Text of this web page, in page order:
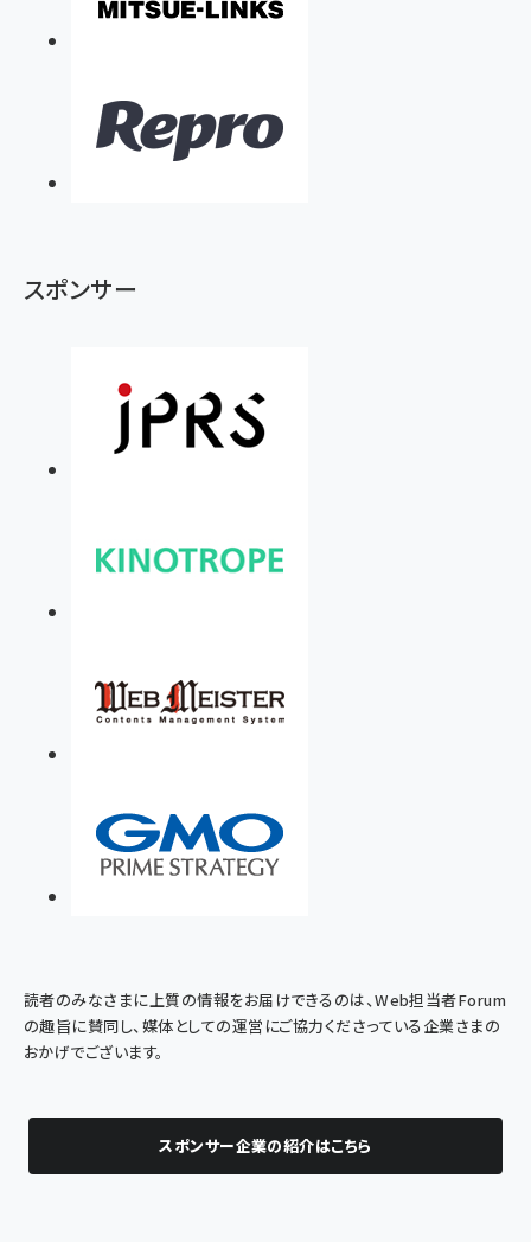
スポンサー
読者のみなさまに上質の情報をお届けできるのは、Web担当者Forum
の趣旨に賛同し、媒体としての運営にご協力くださっている企業さまの
おかげでございます。
スポンサー企業の紹介はこちら